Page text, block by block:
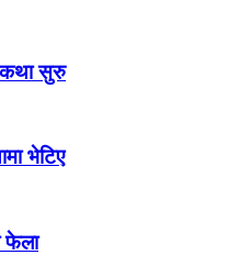
सुरु
भेटिए
फेला